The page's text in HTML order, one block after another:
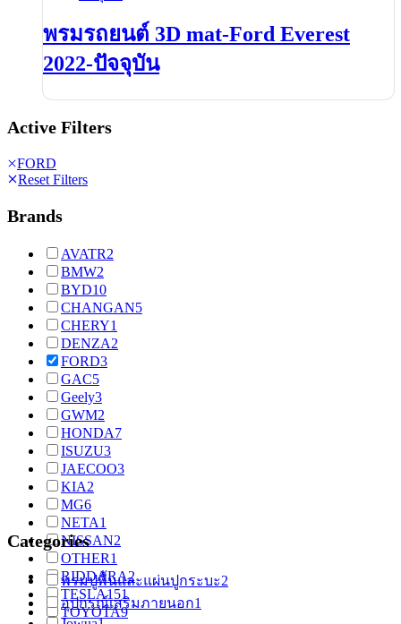
พรมรถยนต์ 3D mat-Ford Everest
2022-ปัจจุบัน
Active Filters
FORD
Reset Filters
Brands
AVATR2
BMW2
BYD10
CHANGAN5
CHERY1
DENZA2
FORD3
GAC5
Geely3
GWM2
HONDA7
ISUZU3
JAECOO3
KIA2
MG6
NETA1
NISSAN2
OTHER1
RIDDARA2
TESLA151
TOYOTA9
Categories
พรมปูพื้นและแผ่นปูกระบะ2
อุปกรณ์เสริมภายนอก1